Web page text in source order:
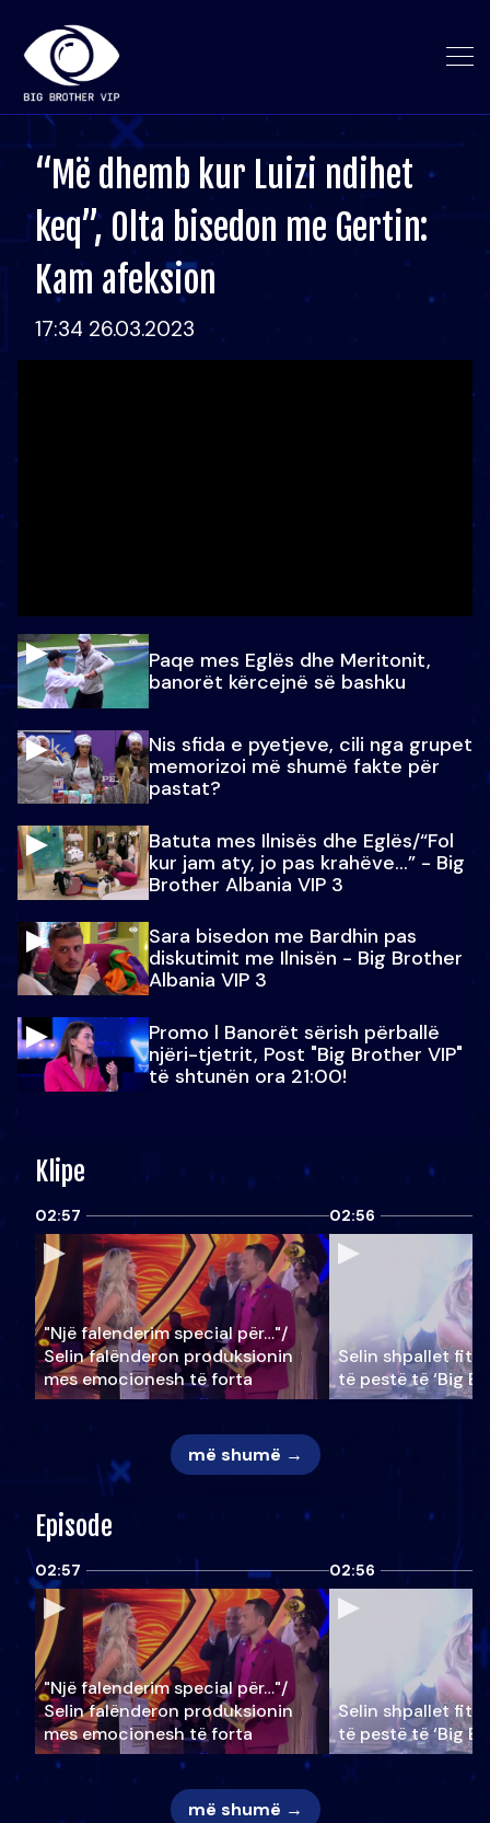
“Më dhemb kur Luizi ndihet
keq”, Olta bisedon me Gertin:
Kam afeksion
17:34 26.03.2023
Paqe mes Eglës dhe Meritonit,
banorët kërcejnë së bashku
Nis sfida e pyetjeve, cili nga grupet
memorizoi më shumë fakte për
pastat?
Batuta mes Ilnisës dhe Eglës/“Fol
kur jam aty, jo pas krahëve…” - Big
Brother Albania VIP 3
Sara bisedon me Bardhin pas
diskutimit me Ilnisën - Big Brother
Albania VIP 3
Promo l Banorët sërish përballë
njëri-tjetrit, Post "Big Brother VIP"
të shtunën ora 21:00!
Klipe
02:57
"Një falenderim special për…"/
Selin falënderon produksionin
mes emocionesh të forta
02:56
Selin shpallet
të pestë të ‘Big
më shumë →
Episode
02:57
"Një falenderim special për…"/
Selin falënderon produksionin
mes emocionesh të forta
02:56
Selin shpallet
të pestë të ‘Big
më shumë →